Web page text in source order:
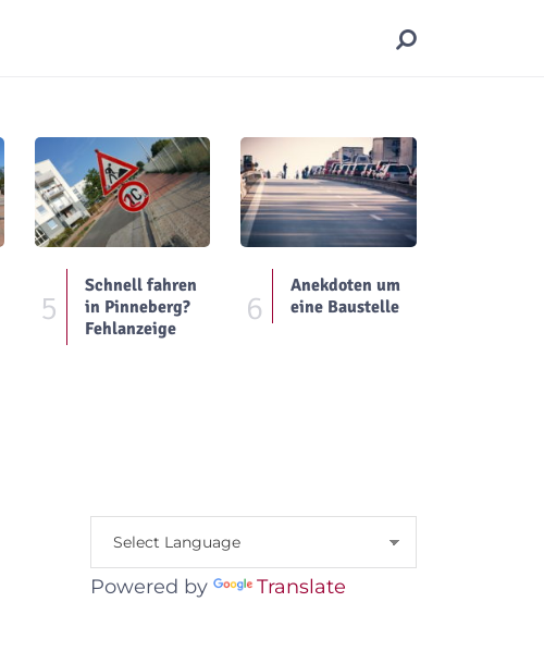
5
Schnell fahren
in Pinneberg?
Fehlanzeige
6
Anekdoten um
eine Baustelle
Powered by Translate